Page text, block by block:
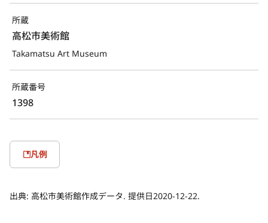
所蔵
高松市美術館
Takamatsu Art Museum
所蔵番号
1398
凡例
出典: 高松市美術館作成データ. 提供日2020-12-22.